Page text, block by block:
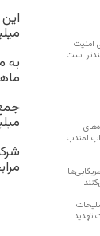
به
ماهانه ۷۸.۸
امنیت
است
تهدید